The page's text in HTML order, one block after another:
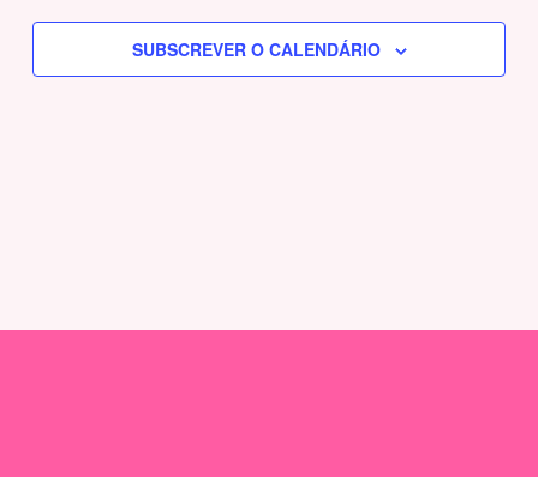
SUBSCREVER O CALENDÁRIO